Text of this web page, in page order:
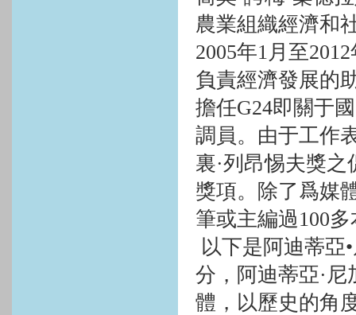
農業組織經濟和
2005年1月至2012
負責經濟發展的
擔任G24即關于
調員。由于工作
裏·列昂惕夫獎
獎項。除了爲媒
筆或主編過100
以下是阿迪蒂亞
分，阿迪蒂亞·
體，以歷史的角